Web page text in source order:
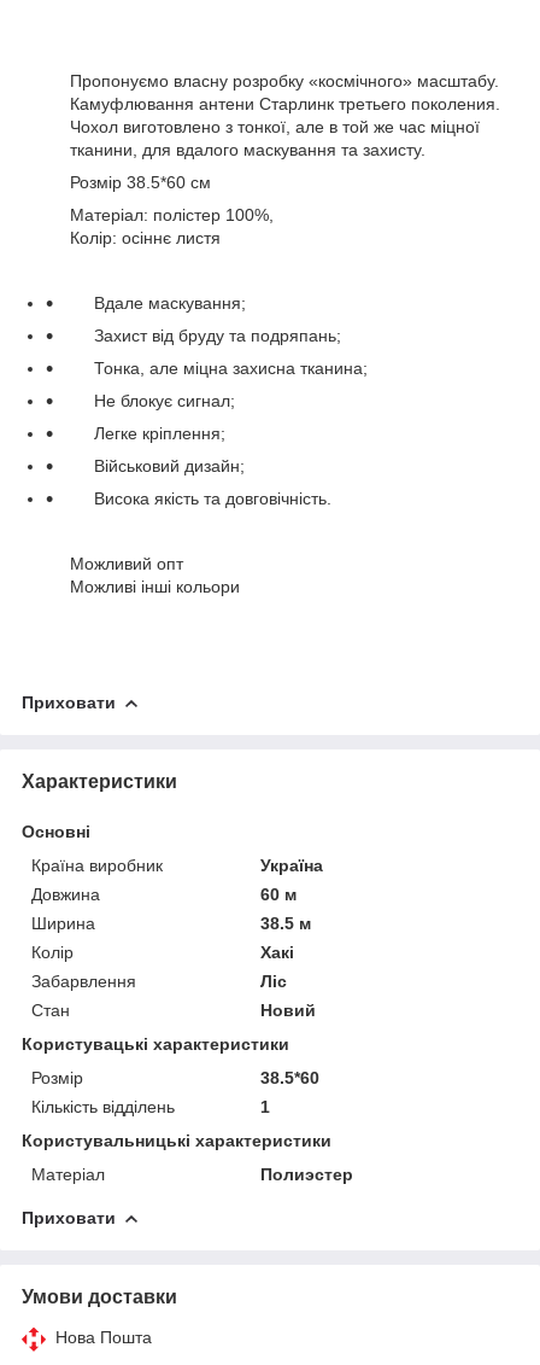
Пропонуємо власну розробку «космічного» масштабу.
Камуфлювання антени Старлинк третьего поколения.
Чохол виготовлено з тонкої, але в той же час міцної
тканини, для вдалого маскування та захисту.
Розмір 38.5*60 см
Матеріал: полістер 100%,
Колір: осіннє листя
Вдале маскування;
Захист від бруду та подряпань;
Тонка, але міцна захисна тканина;
Не блокує сигнал;
Легке кріплення;
Військовий дизайн;
Висока якість та довговічність.
Можливий опт
Можливі інші кольори
Приховати
Характеристики
Основні
Країна виробник
Україна
Довжина
60 м
Ширина
38.5 м
Колір
Хакі
Забарвлення
Ліс
Стан
Новий
Користувацькi характеристики
Розмір
38.5*60
Кількість відділень
1
Користувальницькі характеристики
Матеріал
Полиэстер
Приховати
Умови доставки
Нова Пошта